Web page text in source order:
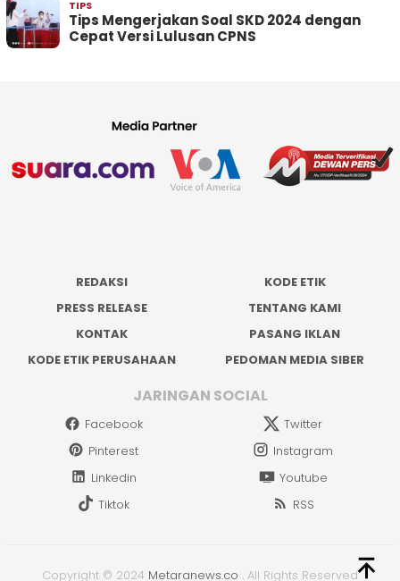
TIPS
Tips Mengerjakan Soal SKD 2024 dengan
Cepat Versi Lulusan CPNS
REDAKSI
KODE ETIK
PRESS RELEASE
TENTANG KAMI
KONTAK
PASANG IKLAN
KODE ETIK PERUSAHAAN
PEDOMAN MEDIA SIBER
JARINGAN SOCIAL
Facebook
Twitter
Pinterest
Instagram
Linkedin
Youtube
Tiktok
RSS
Copyright © 2024 Metaranews.co . All Rights Reserved